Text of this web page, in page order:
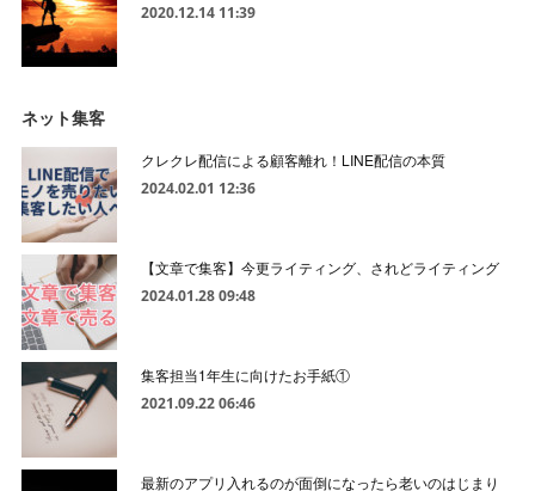
2020.12.14 11:39
ネット集客
クレクレ配信による顧客離れ！LINE配信の本質
2024.02.01 12:36
【文章で集客】今更ライティング、されどライティング
2024.01.28 09:48
集客担当1年生に向けたお手紙①
2021.09.22 06:46
最新のアプリ入れるのが面倒になったら老いのはじまり